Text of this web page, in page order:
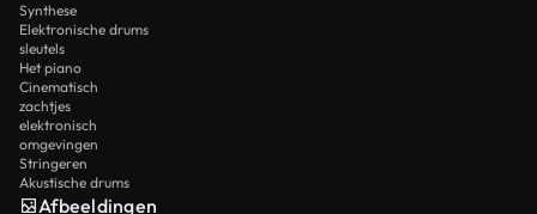
Synthese
Elektronische drums
sleutels
Het piano
Cinematisch
zachtjes
elektronisch
omgevingen
Stringeren
Akustische drums
Afbeeldingen